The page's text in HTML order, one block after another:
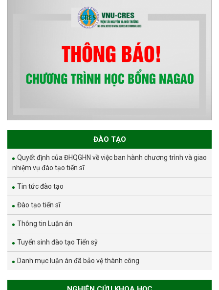
ĐÀO TẠO
Quyết định của ĐHQGHN về việc ban hành chương trình và giao
nhiệm vụ đào tạo tiến sĩ
Tin tức đào tạo
Đào tạo tiến sĩ
Thông tin Luận án
Tuyển sinh đào tạo Tiến sỹ
Danh mục luận án đã bảo vệ thành công